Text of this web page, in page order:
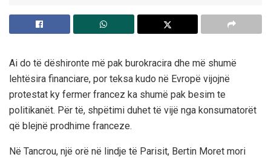
Ai do të dëshironte më pak burokracira dhe më shumë
lehtësira financiare, por teksa kudo në Evropë vijojnë
protestat ky fermer francez ka shumë pak besim te
politikanët. Për të, shpëtimi duhet të vijë nga konsumatorët
që blejnë prodhime franceze.
Në Tancrou, një orë në lindje të Parisit, Bertin Moret mori